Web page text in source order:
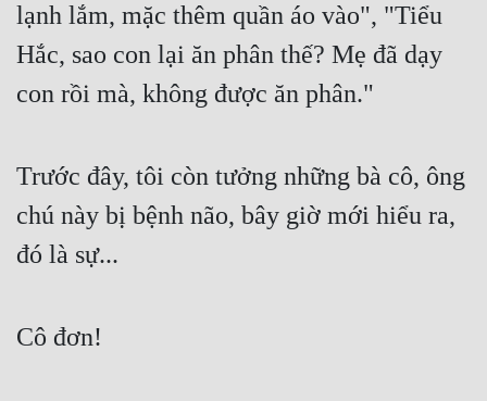
Khoa Huyễn
Khoa Huyễn Không Gian
Kỳ Ảo
Làm Giàu
lạnh lắm, mặc thêm quần áo vào", "Tiểu
Hắc, sao con lại ăn phân thế? Mẹ đã dạy
con rồi mà, không được ăn phân."
Trước đây, tôi còn tưởng những bà cô, ông
chú này bị bệnh não, bây giờ mới hiểu ra,
đó là sự...
Cô đơn!